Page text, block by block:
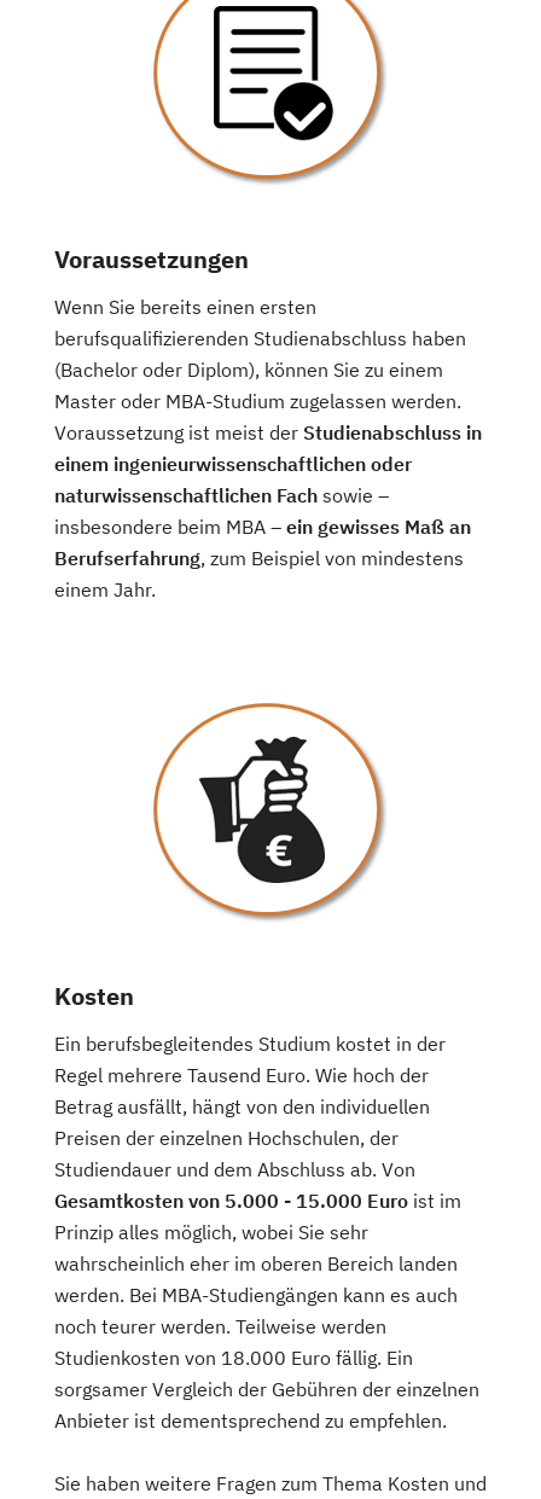
Voraussetzungen
Wenn Sie bereits einen ersten
berufsqualifizierenden Studienabschluss haben
(Bachelor oder Diplom), können Sie zu einem
Master oder MBA-Studium zugelassen werden.
Voraussetzung ist meist der Studienabschluss in
einem ingenieurwissenschaftlichen oder
naturwissenschaftlichen Fach sowie –
insbesondere beim MBA – ein gewisses Maß an
Berufserfahrung, zum Beispiel von mindestens
einem Jahr.
Kosten
Ein berufsbegleitendes Studium kostet in der
Regel mehrere Tausend Euro. Wie hoch der
Betrag ausfällt, hängt von den individuellen
Preisen der einzelnen Hochschulen, der
Studiendauer und dem Abschluss ab. Von
Gesamtkosten von 5.000 - 15.000 Euro ist im
Prinzip alles möglich, wobei Sie sehr
wahrscheinlich eher im oberen Bereich landen
werden. Bei MBA-Studiengängen kann es auch
noch teurer werden. Teilweise werden
Studienkosten von 18.000 Euro fällig. Ein
sorgsamer Vergleich der Gebühren der einzelnen
Anbieter ist dementsprechend zu empfehlen.
Sie haben weitere Fragen zum Thema Kosten und